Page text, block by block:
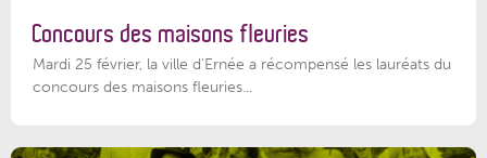
Concours des maisons fleuries
Mardi 25 février, la ville d'Ernée a récompensé les lauréats du
concours des maisons fleuries...